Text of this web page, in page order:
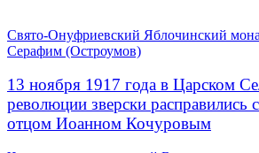
Свято-Онуфриевский Яблочинский
Серафим (Остроумов)
13 ноября 1917 года в Царском
революции зверски
отцом Иоанном Кочуровым